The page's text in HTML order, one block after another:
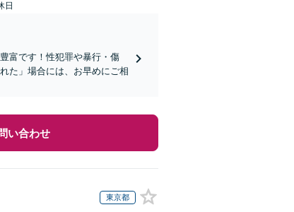
日
富です！性犯罪や暴行・傷
た」場合には、お早めにご相
い合わせ
東京都